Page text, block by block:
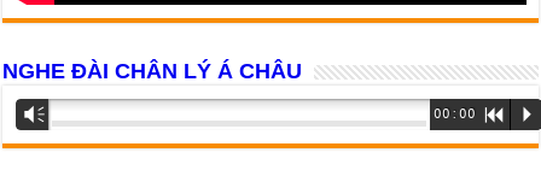
NGHE ĐÀI CHÂN LÝ Á CHÂU
Trình
phát
âm
Vm 00:00 R P